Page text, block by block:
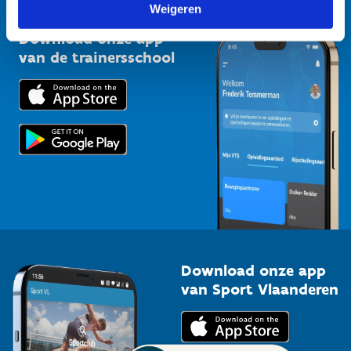
Weigeren
Bedrijven
Trainers en begeleiders
Topsporters
Kennisplatform
Downloads
Voor de pers
Download onze app
van de trainersschool
Download onze app
van Sport Vlaanderen